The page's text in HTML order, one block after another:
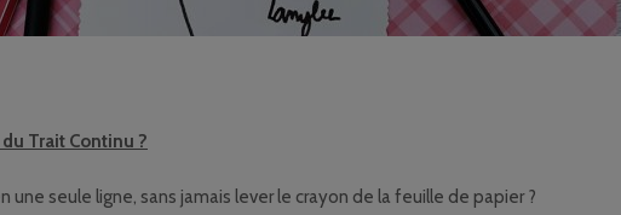
Trait Continu ?
une seule ligne, sans jamais lever le crayon de la feuille de papier ?